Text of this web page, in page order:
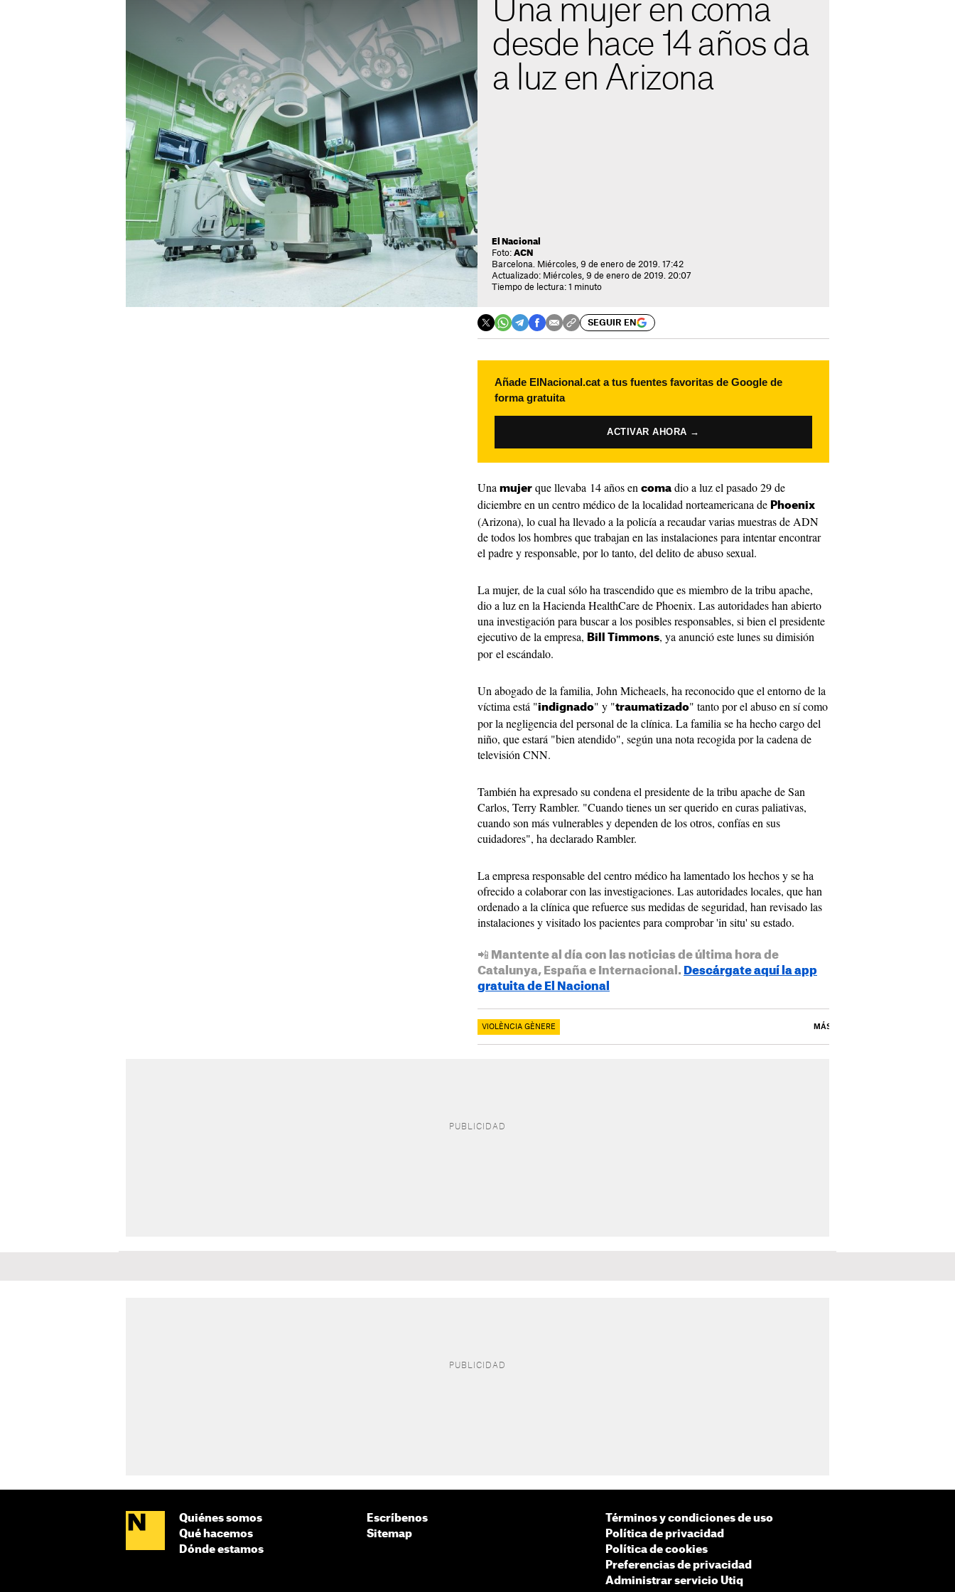
Una mujer en coma
desde hace 14 años da
a luz en Arizona
El Nacional
Foto: ACN
Barcelona. Miércoles, 9 de enero de 2019. 17:42
Actualizado: Miércoles, 9 de enero de 2019. 20:07
Tiempo de lectura: 1 minuto
SEGUIR EN
Añade ElNacional.cat a tus fuentes favoritas de Google de
forma gratuita
ACTIVAR AHORA →
Una mujer que llevaba 14 años en coma dio a luz el pasado 29 de
diciembre en un centro médico de la localidad norteamericana de Phoenix
(Arizona), lo cual ha llevado a la policía a recaudar varias muestras de ADN
de todos los hombres que trabajan en las instalaciones para intentar encontrar
el padre y responsable, por lo tanto, del delito de abuso sexual.
La mujer, de la cual sólo ha trascendido que es miembro de la tribu apache,
dio a luz en la Hacienda HealthCare de Phoenix. Las autoridades han abierto
una investigación para buscar a los posibles responsables, si bien el presidente
ejecutivo de la empresa, Bill Timmons, ya anunció este lunes su dimisión
por el escándalo.
Un abogado de la familia, John Micheaels, ha reconocido que el entorno de la
víctima está "indignado" y "traumatizado" tanto por el abuso en sí como
por la negligencia del personal de la clínica. La familia se ha hecho cargo del
niño, que estará "bien atendido", según una nota recogida por la cadena de
televisión CNN.
También ha expresado su condena el presidente de la tribu apache de San
Carlos, Terry Rambler. "Cuando tienes un ser querido en curas paliativas,
cuando son más vulnerables y dependen de los otros, confías en sus
cuidadores", ha declarado Rambler.
La empresa responsable del centro médico ha lamentado los hechos y se ha
ofrecido a colaborar con las investigaciones. Las autoridades locales, que han
ordenado a la clínica que refuerce sus medidas de seguridad, han revisado las
instalaciones y visitado los pacientes para comprobar 'in situ' su estado.
📲 Mantente al día con las noticias de última hora de
Catalunya, España e Internacional. Descárgate aquí la app
gratuita de El Nacional
VIOLÈNCIA GÈNERE MÁS
Quiénes somos
Qué hacemos
Dónde estamos
Escríbenos
Sitemap
Términos y condiciones de uso
Política de privacidad
Política de cookies
Preferencias de privacidad
Administrar servicio Utiq